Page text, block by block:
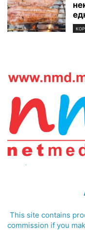
This site contains
commission if you